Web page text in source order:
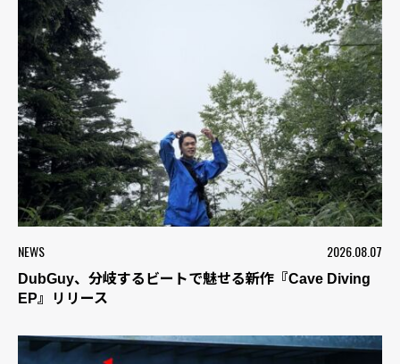
NEWS 2026.08.07
DubGuy、分岐するビートで魅せる新作『Cave Diving
EP』リリース